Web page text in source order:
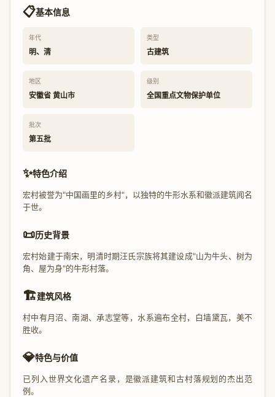
📋基本信息
年代
明、清
类型
古建筑
地区
安徽省 黄山市
级别
全国重点文物保护单位
批次
第五批
✨特色介绍
宏村被誉为"中国画里的乡村"，以独特的牛形水系和徽派建筑闻名
于世。
📜历史背景
宏村始建于南宋，明清时期汪氏宗族将其建设成"山为牛头、树为
角、屋为身"的牛形村落。
🏗️建筑风格
村中有月沼、南湖、承志堂等，水系遍布全村，白墙黛瓦，美不
胜收。
💎特色与价值
已列入世界文化遗产名录，是徽派建筑和古村落规划的杰出范
例。